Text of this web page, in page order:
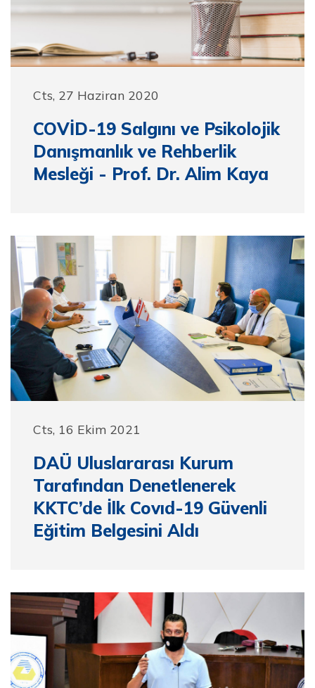
Cts, 27 Haziran 2020
COVİD-19 Salgını ve Psikolojik
Danışmanlık ve Rehberlik
Mesleği - Prof. Dr. Alim Kaya
Cts, 16 Ekim 2021
DAÜ Uluslararası Kurum
Tarafından Denetlenerek
KKTC’de İlk Covıd-19 Güvenli
Eğitim Belgesini Aldı